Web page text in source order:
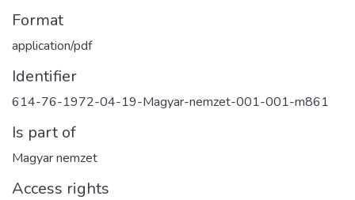
Format
application/pdf
Identifier
614-76-1972-04-19-Magyar-nemzet-001-001-m861
Is part of
Magyar nemzet
Access rights